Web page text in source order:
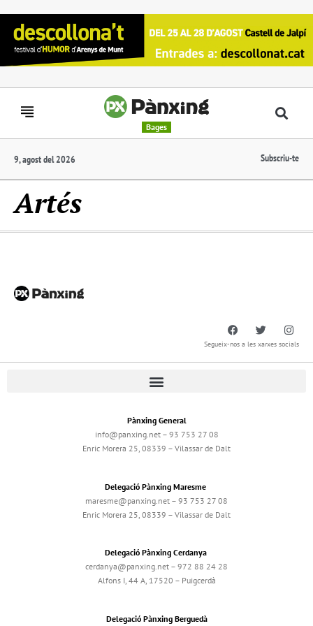
Bages
9, agost del 2026 Subscriu-te
Artés
Segueix-nos a les xarxes socials
Pànxing General
info@panxing.net – 93 753 27 08
Enric Morera 25, 08339 – Vilassar de Dalt
Delegació Pànxing Maresme
maresme@panxing.net – 93 753 27 08
Enric Morera 25, 08339 – Vilassar de Dalt
Delegació Pànxing Cerdanya
cerdanya@panxing.net – 972 88 24 28
Alfons I, 44 A, 17520 – Puigcerdà
Delegació Pànxing Berguedà